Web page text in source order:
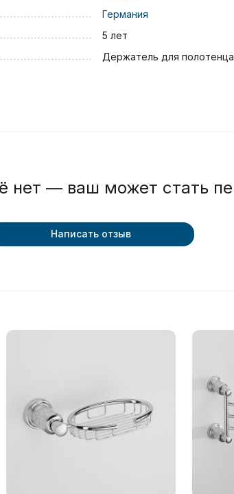
Германия
5 лет
Держатель для полотенца
нет — ваш может стать
Написать отзыв